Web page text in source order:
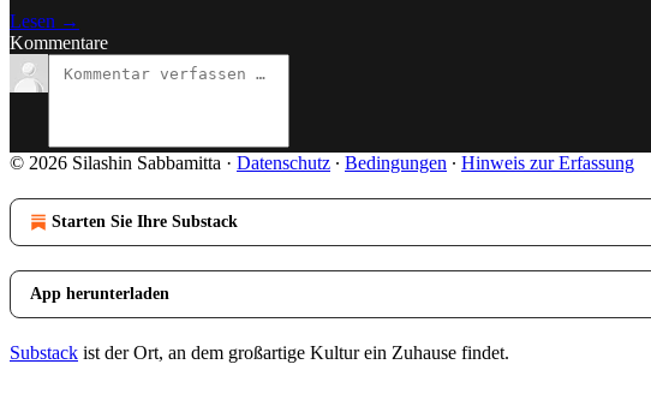
Lesen →
Kommentare
© 2026 Silashin Sabbamitta · Datenschutz ∙ Bedingungen ∙ Hinweis zur Erfassung
Starten Sie Ihre Substack
App herunterladen
Substack ist der Ort, an dem großartige Kultur ein Zuhause findet.